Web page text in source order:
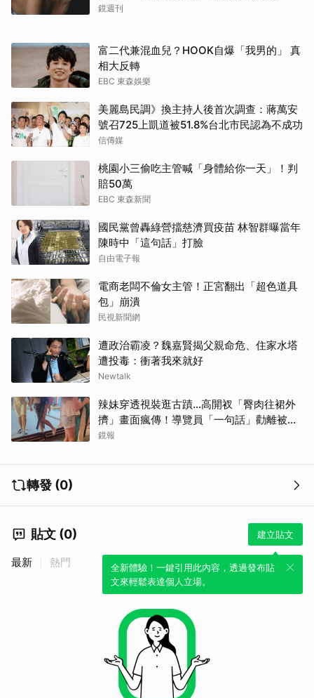
鏡週刊
富二代兼混血兒？HOOK自爆「我男的」 真
相大反轉
EBC 東森娛樂
美麗島民調》換主持人後首次調查：蔣萬安
號召725上凱道被51.8%台北市民認為不成功
信傳媒
桃園小三偷吃主管喊「身體給你一天」！判
賠50萬
EBC 東森新聞
國民黨曾轟綠營擋慈濟買疫苗 林智群曝當年
陳時中「這句話」打臉
自由電子報
電商老闆不倫女主管！正宮翻出「超色道具
包」崩潰
民視新聞網
遭政治霸凌？魏嘉賢揭父親命危、住家水塔
遭投毒：衝著我來就好
Newtalk
辣妹穿透視裝逛古蹟…高開衩「臀肉往裙外
擠」畫面瘋傳！導覽員「一句話」勸離被狂
讚
鏡報
轉發 (0)
貼文 (0) 建立貼文
全新體驗！一鍵引用此內容，透過發布貼
文來輕鬆表達個人立場。
最新 熱門
取消